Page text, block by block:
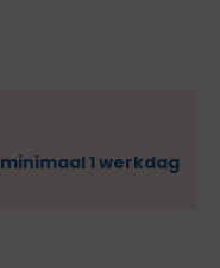
minimaal 1 werkdag